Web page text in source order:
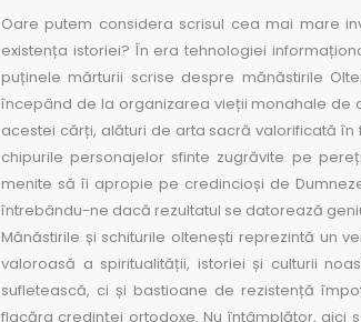
Oare putem considera scrisul cea mai mare
existența istoriei? În era tehnologiei
puținele mărturii scrise despre mănăstirile
începând de la organizarea vieții monahale de
acestei cărți, alături de arta sacră valorificată
chipurile personajelor sfinte zugrăvite pe
menite să îi apropie pe credincioș­i de
întrebându-ne dacă rezultatul se datorează
Mănăstirile ș­i schiturile oltene­ști reprezintă un
valoroasă a spiritualității, istoriei ș­i culturii
sufletească, ci ­și bastioane de rezistență
flacăra credinței ortodoxe. Nu întâmplător, aici